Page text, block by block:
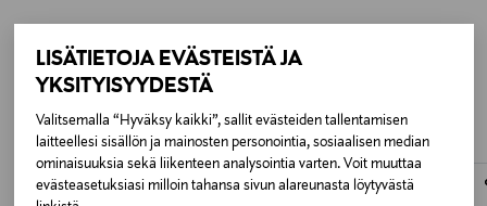
LISÄTIETOJA EVÄSTEISTÄ JA
YKSITYISYYDESTÄ
Valitsemalla “Hyväksy kaikki”, sallit evästeiden tallentamisen
laitteellesi sisällön ja mainosten personointia, sosiaalisen median
ominaisuuksia sekä liikenteen analysointia varten. Voit muuttaa
evästeasetuksiasi milloin tahansa sivun alareunasta löytyvästä
Fred Perry
Valmistajan osoite
37 Mount Pleasant, Clerkenwell, London, WC1X 0AA,
England
Digitaalinen osoite
LISÄÄ KIINNOSTAVIA
TUOTTEITA